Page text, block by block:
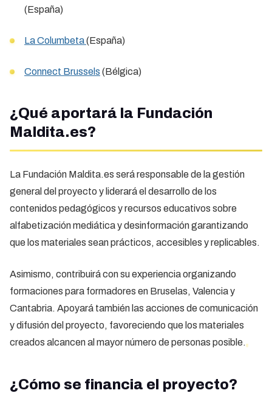
(España)
La Columbeta(España)
Connect Brussels (Bélgica)
¿Qué aportará la Fundación
Maldita.es?
La Fundación Maldita.es será responsable de la gestión
general del proyecto y liderará el desarrollo de los
contenidos pedagógicos y recursos educativos sobre
alfabetización mediática y desinformación garantizando
que los materiales sean prácticos, accesibles y replicables.
Asimismo, contribuirá con su experiencia organizando
formaciones para formadores en Bruselas, Valencia y
Cantabria. Apoyará también las acciones de comunicación
y difusión del proyecto, favoreciendo que los materiales
creados alcancen al mayor número de personas posible.
¿Cómo se financia el proyecto?